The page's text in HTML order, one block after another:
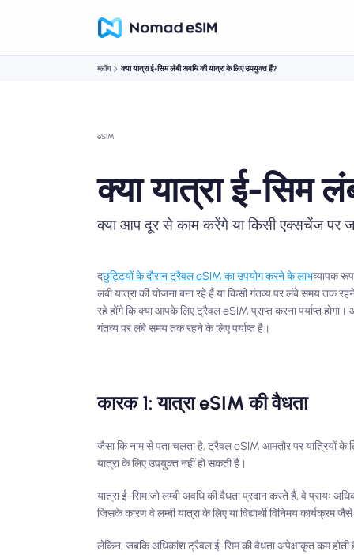
ब्लॉग क्या यात्रा ई-सिम लंबी अवधि की यात्रा के लिए उपयुक्त हैं?
eSIM
क्या यात्रा ई-सिम
क्या आप दूर से काम करेंगे या किसी एक्सचेंज पर
दछुट्टियों के दौरान ट्रैवल eSIM का उपयोग करने के लाभव्यापक
लंबी यात्रा की योजना बना रहे हैं या किसी गंतव्य पर लंबे समय
रहे होंगे कि क्या आपके लिए ट्रैवल eSIM प्राप्त करना पर्याप्त
गंतव्य पर लंबे समय तक रहने के लिए पर्याप्त है।
कारक 1: यात्रा eSIM की वैधता
जैसा कि नाम से पता चलता है, ट्रैवल eSIM आमतौर पर यात्रियों के
यात्रा के लिए उपयुक्त नहीं हो सकती है।
यात्रा ई-सिम जो लम्बी अवधि की वैधता प्रदान करते हैं, वे प्रायः
जिसके कारण वे लम्बी यात्रा के लिए या विद्यार्थी विनिमय
लेकिन, जबकि अधिकांश ट्रैवल ई-सिम की वैधता अपेक्षाकृत कम